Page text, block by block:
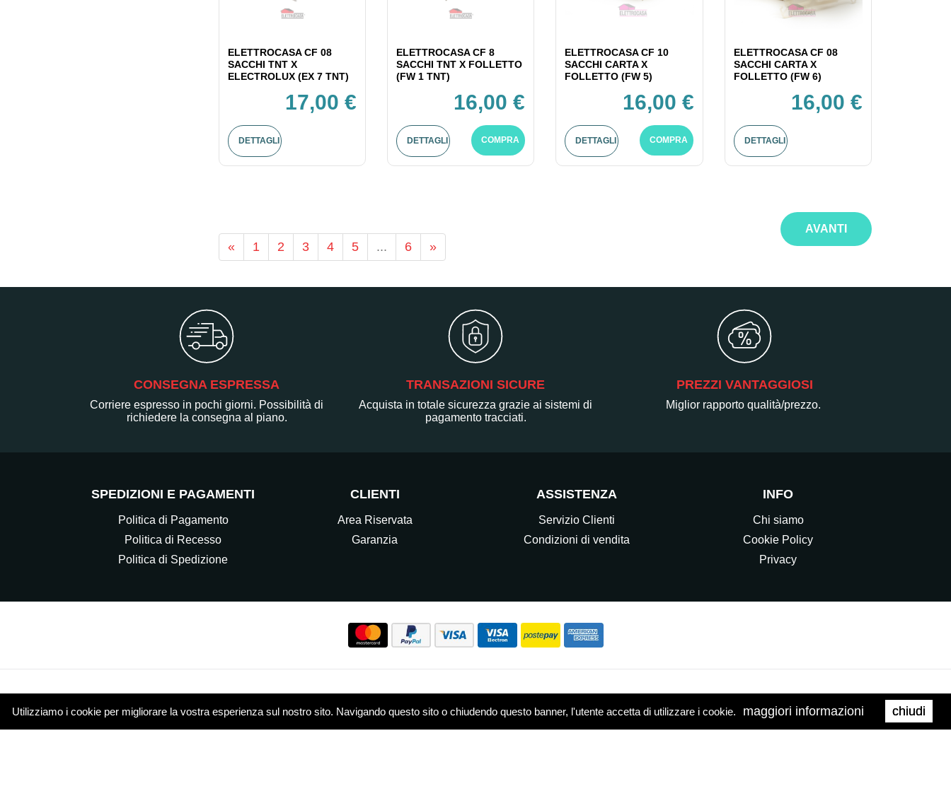
Utilizziamo i cookie per migliorare la vostra esperienza sul nostro sito. Navigando questo sito o chiudendo questo banner, l'utente accetta di utilizzare i cookie. maggiori informazioni chiudi
ELETTROCASA CF 08
SACCHI TNT X
ELECTROLUX (EX 7 TNT)
17,00 €
DETTAGLI
ELETTROCASA CF 8
SACCHI TNT X FOLLETTO
(FW 1 TNT)
16,00 €
DETTAGLI COMPRA
ELETTROCASA CF 10
SACCHI CARTA X
FOLLETTO (FW 5)
16,00 €
DETTAGLI COMPRA
ELETTROCASA CF 08
SACCHI CARTA X
FOLLETTO (FW 6)
16,00 €
DETTAGLI
« 1 2 3 4 5 ... 6 »
AVANTI
CONSEGNA ESPRESSA
Corriere espresso in pochi giorni. Possibilità di
richiedere la consegna al piano.
TRANSAZIONI SICURE
Acquista in totale sicurezza grazie ai sistemi di
pagamento tracciati.
PREZZI VANTAGGIOSI
Miglior rapporto qualità/prezzo.
SPEDIZIONI E PAGAMENTI
Politica di Pagamento
Politica di Recesso
Politica di Spedizione
CLIENTI
Area Riservata
Garanzia
ASSISTENZA
Servizio Clienti
Condizioni di vendita
INFO
Chi siamo
Cookie Policy
Privacy